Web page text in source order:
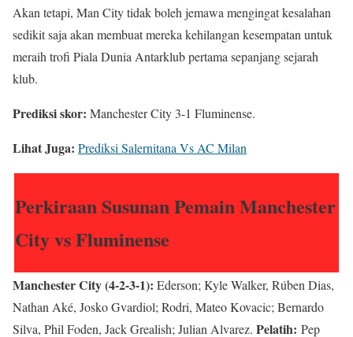
Akan tetapi, Man City tidak boleh jemawa mengingat kesalahan
sedikit saja akan membuat mereka kehilangan kesempatan untuk
meraih trofi Piala Dunia Antarklub pertama sepanjang sejarah
klub.
Prediksi skor: Manchester City 3-1 Fluminense.
Lihat Juga: Prediksi Salernitana Vs AC Milan
Perkiraan Susunan Pemain Manchester
City vs Fluminense
Manchester City (4-2-3-1): Ederson; Kyle Walker, Rúben Dias,
Nathan Aké, Josko Gvardiol; Rodri, Mateo Kovacic; Bernardo
Silva, Phil Foden, Jack Grealish; Julian Alvarez. Pelatih: Pep